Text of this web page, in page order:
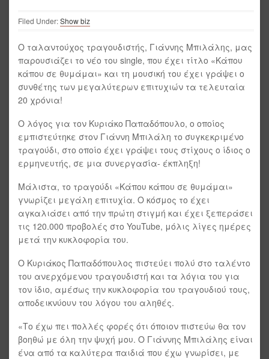
Filed Under:Show biz
Ο ταλαντούχος τραγουδιστής, Γιάννης Μπιλάλης, μας
παρουσιάζει το νέο του single, που έχει τίτλο «Κάπου
κάπου σε θυμάμαι» και τη μουσική του έχει γράψει ο
συνθέτης των μεγαλύτερων επιτυχιών τα τελευταία
20 χρόνια!
Ο λόγος για τον Κυριάκο Παπαδόπουλο, ο οποίος
εμπιστεύτηκε στον Γιάννη Μπιλάλη το συγκεκριμένο
τραγούδι, στο οποίο έχει γράψει τους στίχους ο ίδιος ο
ερμηνευτής, σε μια συνεργασία- έκπληξη!
Μάλιστα, το τραγούδι «Κάπου κάπου σε θυμάμαι»
γνωρίζει μεγάλη επιτυχία. Ο κόσμος το έχει
αγκαλιάσει από την πρώτη στιγμή και έχει ξεπεράσει
τις 120.000 προβολές στο YouTube, μόλις λίγες ημέρες
μετά την κυκλοφορία του.
Ο Κυριάκος Παπαδόπουλος πιστεύει πολύ στο ταλέντο
του ανερχόμενου τραγουδιστή και τα λόγια του για
τον ίδιο, αμέσως την κυκλοφορία του τραγουδιού τους,
αποδεικνύουν του λόγου του αληθές.
«Το έχω πει πολλές φορές ότι όποιον πιστεύω θα τον
βοηθώ με όλη την ψυχή μου. Ο Γιάννης Μπιλάλης είναι
ένα από τα καλύτερα παιδιά που έχω γνωρίσει, με